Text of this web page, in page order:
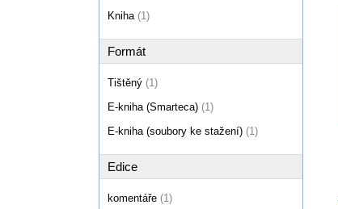
Kniha (1)
Formát
Tištěný (1)
E-kniha (Smarteca) (1)
E-kniha (soubory ke stažení) (1)
Edice
komentáře (1)